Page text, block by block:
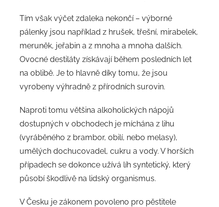
Tím však výčet zdaleka nekončí – výborné
pálenky jsou například z hrušek, třešní, mirabelek,
meruněk, jeřabin a z mnoha a mnoha dalších.
Ovocné destiláty získávají během posledních let
na oblibě. Je to hlavně díky tomu, že jsou
vyrobeny výhradně z přírodních surovin.
Naproti tomu většina alkoholických nápojů
dostupných v obchodech je míchána z lihu
(vyráběného z brambor, obilí, nebo melasy),
umělých dochucovadel, cukru a vody. V horších
případech se dokonce užívá líh syntetický, který
působí škodlivě na lidský organismus.
V Česku je zákonem povoleno pro pěstitele